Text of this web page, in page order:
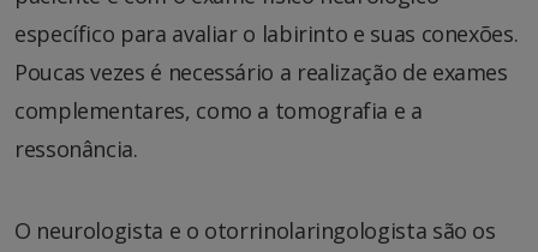
específico para avaliar o labirinto e suas conexões.
Poucas vezes é necessário a realização de exames
complementares, como a tomografia e a
ressonância.
O neurologista e o otorrinolaringologista são os